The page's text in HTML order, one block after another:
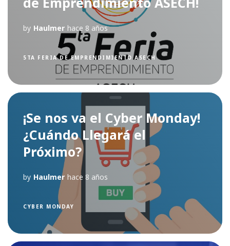
by Haulmer hace 8 años
5TA FERIA DE EMPRENDIMIENTO ASECH
¡Se nos va el Cyber Monday!
¿Cuándo Llegará el
Próximo?
by Haulmer hace 8 años
CYBER MONDAY